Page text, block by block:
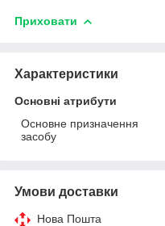
Приховати
Характеристики
Основні атрибути
Основне призначення
засобу
Умови доставки
Нова Пошта